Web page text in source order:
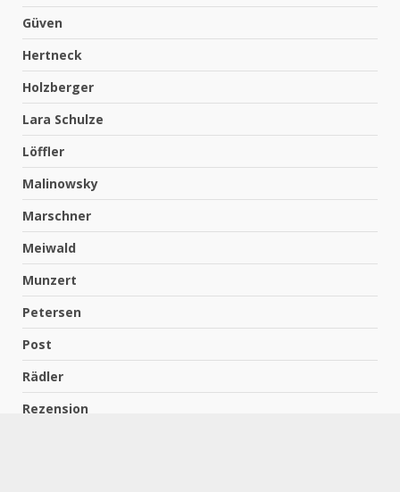
Güven
Hertneck
Holzberger
Lara Schulze
Löffler
Malinowsky
Marschner
Meiwald
Munzert
Petersen
Post
Rädler
Rezension